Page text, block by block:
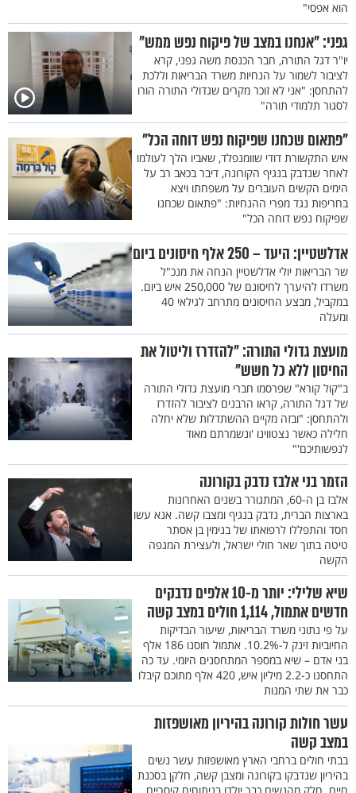
הוא אפסי"
גפני: "אנחנו במצב של פיקוח נפש ממש"
יו"ר דגל התורה, חבר הכנסת משה גפני, קרא
לציבור לשמור על הנחיות משרד הבריאות וללכת
להתחסן: "אני לא זוכר מקרים שגדולי התורה הורו
לסגור תלמודי תורה"
"פתאום שכחנו שפיקוח נפש דוחה הכל"
איש התקשורת דודי שוומנפלד, שאביו הלך לעולמו
לאחר שנדבק בנגיף הקורונה, דיבר בכאב רב על
הימים הקשים העוברים על משפחתו ויצא
בחריפות נגד מפרי ההנחיות: "פתאום שכחנו
שפיקוח נפש דוחה הכל"
אדלשטיין: היעד – 250 אלף חיסונים ביום
שר הבריאות יולי אדלשטיין הנחה את מנכ"ל
משרדו להיערך לחיסונם של 250,000 איש ביום.
במקביל, מבצע החיסונים מתרחב לגילאי 40
ומעלה
מועצת גדולי התורה: "להזדרז וליטול את
החיסון ללא כל חשש"
ב"קול קורא" שפרסמו חברי מועצת גדולי התורה
של דגל התורה, קראו הרבנים לציבור להזדרז
ולהתחסן: "ובזה מקיים ההשתדלות שלא יחלה
חלילה כאשר נצטווינו 'ונשמרתם מאוד
לנפשותיכם'"
הזמר בני אלבז נדבק בקורונה
אלבז בן ה-60, המתגורר בשנים האחרונות
בארצות הברית, נדבק בנגיף ומצבו קשה. אנא עשו
חסד והתפללו לרפואתו של בנימין בן אסתר
טיטה בתוך שאר חולי ישראל, ולעצירת המגפה
הקשה
שיא שלילי: יותר מ-10 אלפים נדבקים
חדשים אתמול, 1,114 חולים במצב קשה
על פי נתוני משרד הבריאות, שיעור הבדיקות
החיוביות זינק ל-10.2%. אתמול חוסנו 186 אלף
בני אדם – שיא במספר המתחסנים היומי. עד כה
התחסנו כ-2.2 מיליון איש, 420 אלף מתוכם קיבלו
כבר את שתי המנות
עשר חולות קורונה בהיריון מאושפזות
במצב קשה
בבתי חולים ברחבי הארץ מאושפזות עשר נשים
בהיריון שנדבקו בקורונה ומצבן קשה, חלקן בסכנת